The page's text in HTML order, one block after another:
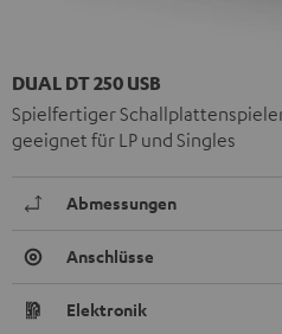
DUAL DT 250 USB
Spielfertiger
geeignet für LP und Singles
Abmessungen
Anschlüsse
Elektronik